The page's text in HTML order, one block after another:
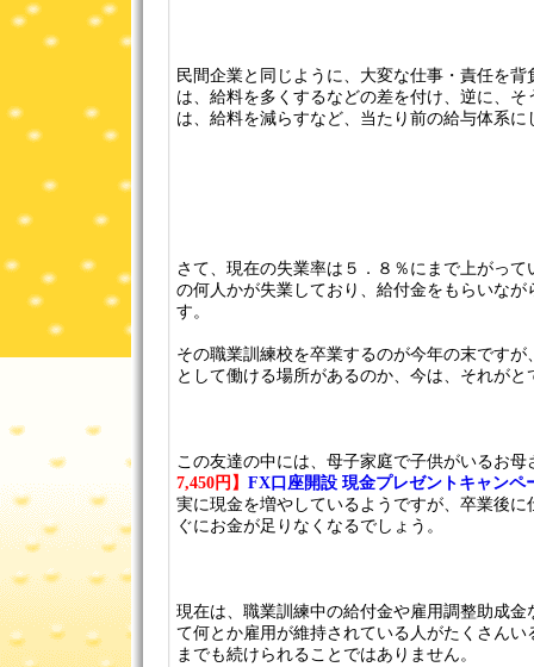
民間企業と同じように、大変な仕事・責任を
は、給料を多くするなどの差を付け、逆に、
は、給料を減らすなど、当たり前の給与体系
さて、現在の失業率は５．８％にまで上がっ
の何人かが失業しており、給付金をもらいな
す。
その職業訓練校を卒業するのが今年の末です
として働ける場所があるのか、今は、それがと
この友達の中には、母子家庭で子供がいるお母
7,450円】 FX口座開設 現金プレゼントキャンペ
実に現金を増やしているようですが、卒業後
ぐにお金が足りなくなるでしょう。
現在は、職業訓練中の給付金や雇用調整助成金
て何とか雇用が維持されている人がたくさん
までも続けられることではありません。